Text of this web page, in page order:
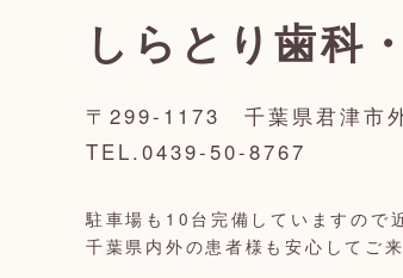
しらとり歯科
〒299-1173 千葉県君津市
TEL.0439-50-8767
駐車場も10台完備していますので
千葉県内外の患者様も安心してご